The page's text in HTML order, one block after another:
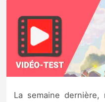
Chiffres de
Rumeurs
Nintendo Direct
Tests et previews
La semaine